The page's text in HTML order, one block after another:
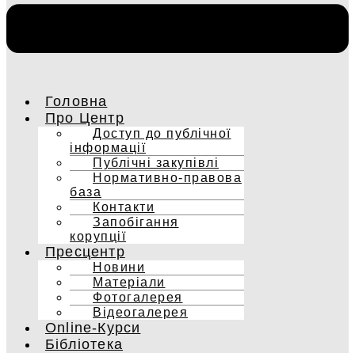
Головна
Про Центр
Доступ до публічної
інформації
Публічні закупівлі
Нормативно-правова
база
Контакти
Запобігання
корупції
Пресцентр
Новини
Матеріали
Фотогалерея
Відеогалерея
Online-Курси
Бібліотека